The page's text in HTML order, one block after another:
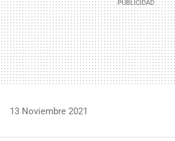
13 Noviembre 2021